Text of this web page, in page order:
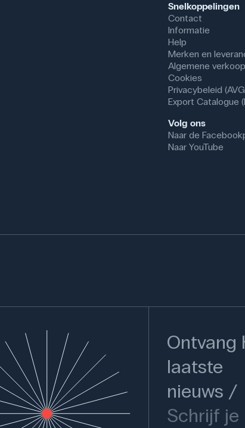
Snelkoppelingen
Contact
Informatie
Help
Merken en
Algemene
Cookies
Privacybeleid
Export Catalogue
Volg ons
Naar de
Naar YouTube
Ontvang
laatste
nieuws
Schrijf je